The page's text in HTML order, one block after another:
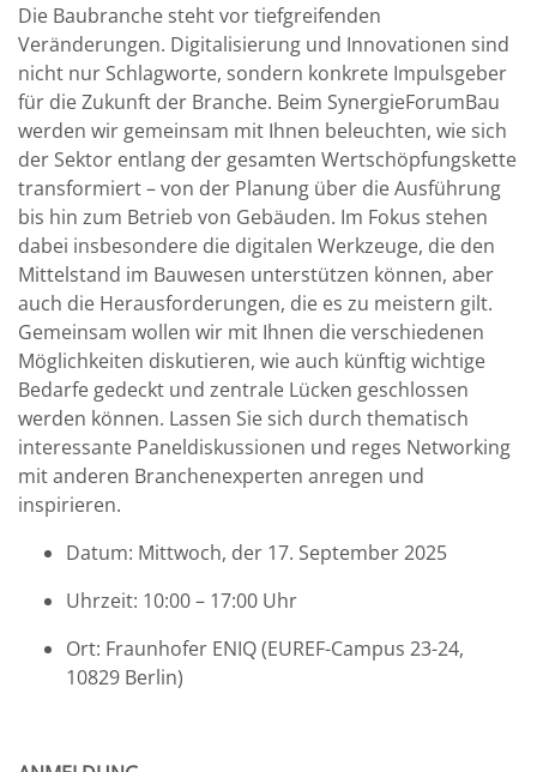
Die Baubranche steht vor tiefgreifenden
Veränderungen. Digitalisierung und Innovationen sind
nicht nur Schlagworte, sondern konkrete Impulsgeber
für die Zukunft der Branche. Beim SynergieForumBau
werden wir gemeinsam mit Ihnen beleuchten, wie sich
der Sektor entlang der gesamten Wertschöpfungskette
transformiert – von der Planung über die Ausführung
bis hin zum Betrieb von Gebäuden. Im Fokus stehen
dabei insbesondere die digitalen Werkzeuge, die den
Mittelstand im Bauwesen unterstützen können, aber
auch die Herausforderungen, die es zu meistern gilt.
Gemeinsam wollen wir mit Ihnen die verschiedenen
Möglichkeiten diskutieren, wie auch künftig wichtige
Bedarfe gedeckt und zentrale Lücken geschlossen
werden können. Lassen Sie sich durch thematisch
interessante Paneldiskussionen und reges Networking
mit anderen Branchenexperten anregen und
inspirieren.
Datum: Mittwoch, der 17. September 2025
Uhrzeit: 10:00 – 17:00 Uhr
Ort: Fraunhofer ENIQ (EUREF-Campus 23-24,
10829 Berlin)